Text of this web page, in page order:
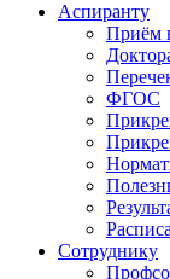
Аспиранту
Приём
ФГОС
Сотруднику